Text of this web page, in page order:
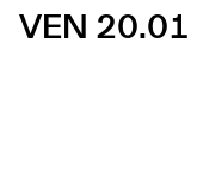
VEN 20.01